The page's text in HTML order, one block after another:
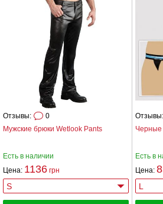
Мужские брюки Wetlook Pants
Отзывы: 0
Есть в наличии
Цена: 1136 грн
Черные
Отзывы:
Есть в
Цена: